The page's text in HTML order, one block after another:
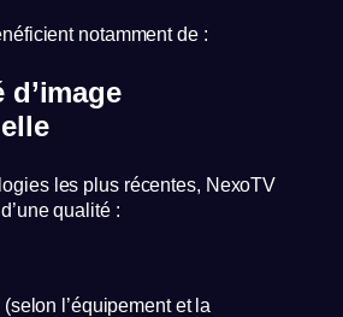
notamment de :
d’image
les plus récentes, NexoTV
qualité :
l’équipement et la